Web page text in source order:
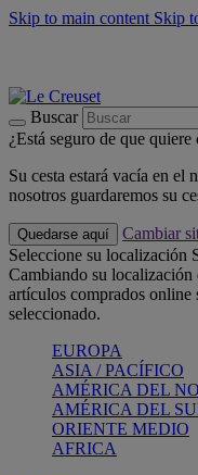
Skip to main content Skip
Buscar
¿Está seguro de que
Su cesta estará vacía en el
nosotros guardaremos su
Quedarse aquí
Cambiar
Seleccione su localización
Cambiando su localización
artículos comprados online
seleccionado.
EUROPA
ASIA / PACÍFICO
AMÉRICA DEL
AMÉRICA DEL
ORIENTE MEDIO
AFRICA